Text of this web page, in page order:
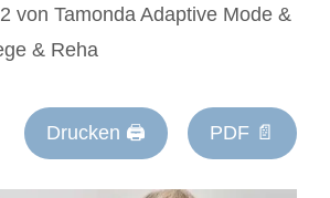
von Tamonda Adaptive Mode &
& Reha
Drucken 🖨 PDF 📄